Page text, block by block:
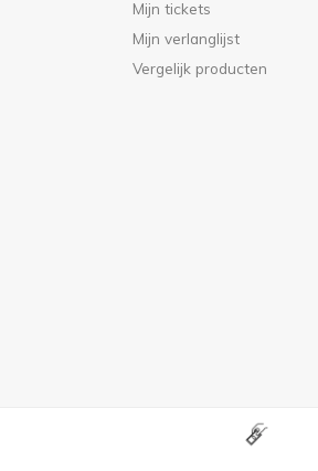
Mijn tickets
Mijn verlanglijst
Vergelijk producten